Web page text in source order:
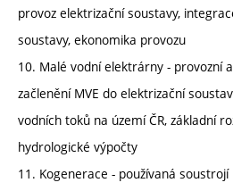
provoz elektrizační soustavy,
soustavy, ekonomika provozu
10. Malé vodní elektrárny - provozní
začlenění MVE do elektrizační
vodních toků na území ČR, základní
hydrologické výpočty
11. Kogenerace - používaná soustrojí